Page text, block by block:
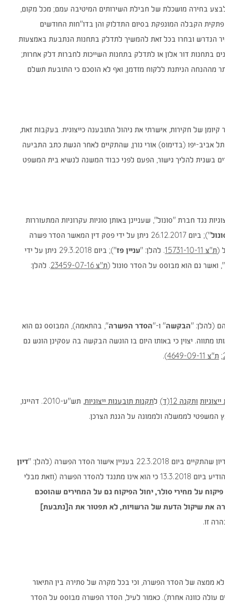
בחירה מושכלת של חבילת השירותים המיטיבה עמם; מכל מקום,
הן על פתקית הקבלה המונפקת בסיום התדלוק והן בדו"חות החודשים
הנדרש ובחרו בכל זאת להמשיך לתדלק בתחנות הנתבעת באמצעות
בתחנות דור אלון או לתדלק בתחנות השייכות לחברות דלק אחרות;
מההנחה הניתנת ללקוח מזדמן, ואף לא הוסכם כי התובעת תשלם
הוגשה תשובת התובעת לתגובתה של דור אלון. ביום 27.10.2014, לאחר קיומן של חקירות, אישרתי את ניהול התובענה כייצוגית. בעקבות זאת,
אביב-יפו (בדימוס) אורי גורן, שהתקיים לאחר הגשת כתב התביעה
בשנית להליך גישור, הפעם לפני כבוד המשנה לנשיא בית המשפט
הייצוגיות נגד חברת "סונול", שעניינן באותן סוגיות עקרוניות המתעוררות
"); ביום 26.12.2017 ניתן על ידי פסק דין המאשר הסדר פשרה
(ת"צ 15731-10-11
(נפתח
בחלון
. להלן: "עניין פז
"); ביום 29.3.2018 ניתן על ידי
ואשר גם הוא מבוסס על הסדר סונול (ת"צ 23459-07-16
(נפתח
. להלן:
הבקשה" ו-"הסדר הפשרה", בהתאמה), המבוסס גם הוא
מתווה. יצוין כי באותו היום בו הוגשה הבקשה בה עסקינן הוגש גם
(נפתח
; ת"צ 4649-09-11
(נפתח
).
(נפתח
בחלון
ותקנה 12(ד)
(נפתח
בחלון
לתקנות תובענות ייצוגיות(נפתח
, תש"ע-2010. דהיינו,
המשפטי לממשלה ולממונה על הגנת הצרכן.
הסדר הפשרה (להלן: "
דיון
"), הודיע ביום 13.3.2018 כי הוא אינו מתנגד להסדר הפשרה (וזאת מבלי
על מחירי סולר, יחול הפיקוח גם על המחירים שהוסכם
את שיקול הדעת של הרשויות, לא תפטור את ה[נתבעת]
זו.
לא ממצה של הסדר הפשרה, וכי בכל מקרה של סתירה בין התיאור
עולה כוונה אחרת). כאמור לעיל, הסדר הפשרה מבוסס על הסדר